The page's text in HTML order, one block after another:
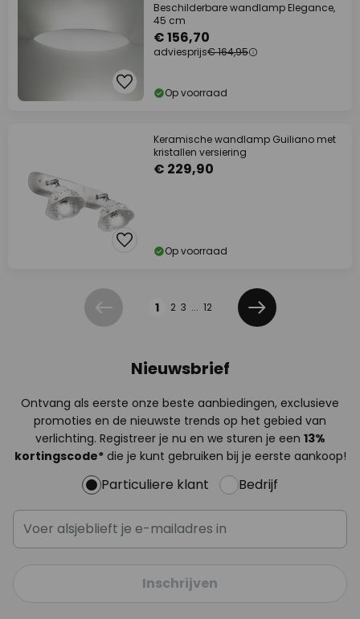
Beschilderbare wandlamp Elegance,
45 cm
€ 156,70
adviesprijs€ 164,95
Op voorraad
Keramische wandlamp Guiliano met
kristallen versiering
€ 229,90
Op voorraad
Vorige 1 2 3 ... 12
Volgende
Nieuwsbrief
Ontvang als eerste onze beste aanbiedingen, exclusieve
promoties en de nieuwste trends op het gebied van
verlichting. Registreer je nu en we sturen je een 13%
kortingscode*die je kunt gebruiken bij je eerste aankoop!
Particuliere klant Bedrijf
Inschrijven